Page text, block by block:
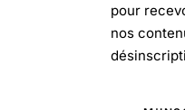
pour
nos